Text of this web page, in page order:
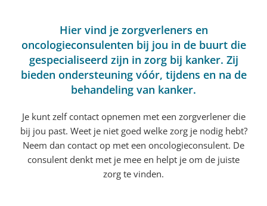
Hier vind je zorgverleners en
oncologieconsulenten bij jou in de buurt die
gespecialiseerd zijn in zorg bij kanker. Zij
bieden ondersteuning vóór, tijdens en na de
behandeling van kanker.
Je kunt zelf contact opnemen met een zorgverlener die
bij jou past. Weet je niet goed welke zorg je nodig hebt?
Neem dan contact op met een oncologieconsulent. De
consulent denkt met je mee en helpt je om de juiste
zorg te vinden.